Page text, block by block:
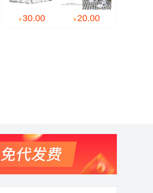
￥30.00 ￥20.00